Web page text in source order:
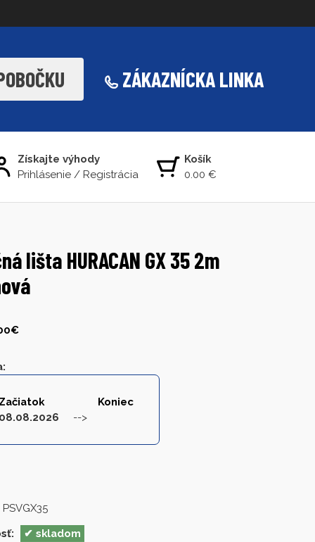
ZÁKAZNÍCKA LINKA
Získajte výhody
Prihlásenie/ Registrácia
Košík
0.00 €
lišta HURACAN GX 35 2m
:
Koniec
skladom